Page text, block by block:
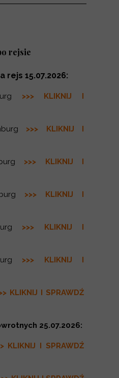
rejsie
rejs 15.07.2026:
>>> KLIKNIJ I
>>> KLIKNIJ I
>>> KLIKNIJ I
>>> KLIKNIJ I
>>> KLIKNIJ I
>>> KLIKNIJ I
KLIKNIJ I SPRAWDŹ
25.07.2026:
KLIKNIJ I SPRAWDŹ